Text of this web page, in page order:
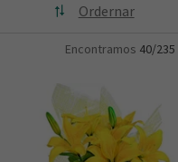
Ordernar
Encontramos 40/235